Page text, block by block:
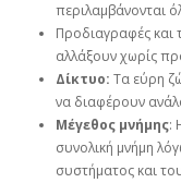
περιλαμβάνονται
Προδιαγραφές και
αλλάξουν χωρίς
Δίκτυο: Τα εύρη
να διαφέρουν
Μέγεθος μνήμης:
συνολική μνήμη
συστήματος και